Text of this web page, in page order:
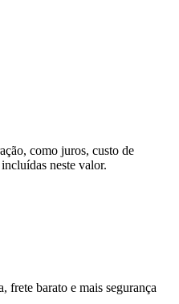
como juros, custo de
neste valor.
frete barato e mais segurança